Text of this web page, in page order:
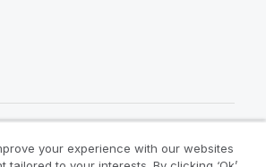
コミュニティ
your experience with our websites